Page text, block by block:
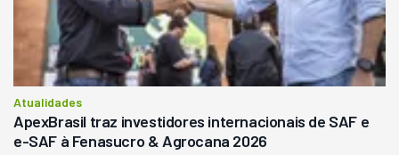
Atualidades
ApexBrasil traz investidores internacionais de SAF e
e-SAF à Fenasucro & Agrocana 2026